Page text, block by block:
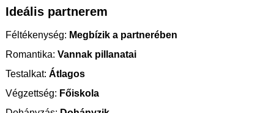
Ideális partnerem
Féltékenység: Megbízik a partnerében
Romantika: Vannak pillanatai
Testalkat: Átlagos
Végzettség: Főiskola